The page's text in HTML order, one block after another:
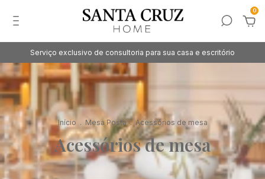
0
Serviço exclusivo de consultoria para sua casa e escritório
Início . Mesa Posta . Acessórios de mesa
Acessórios de mesa